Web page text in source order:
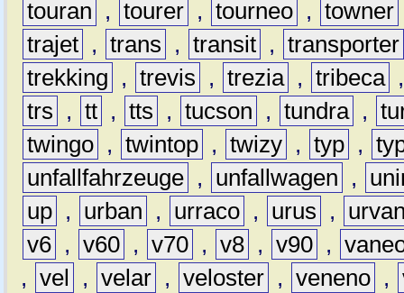
touran , tourer , tourneo , towner
trajet , trans , transit , transporter
trekking
, trevis , trezia , tribeca
trs
, tt , tts , tucson , tundra ,
twingo , twintop , twizy , typ ,
unfallfahrzeuge , unfallwagen ,
up , urban , urraco , urus ,
v6 , v60 , v70 , v8 , v90 ,
, vel , velar , veloster , veneno ,